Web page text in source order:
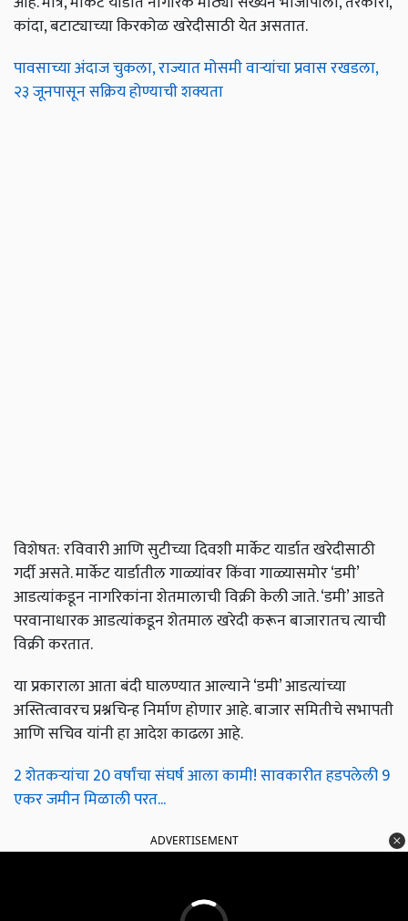
कांदा, बटाट्याच्या किरकोळ खरेदीसाठी येत असतात.
पावसाच्या अंदाज चुकला, राज्यात मोसमी वाऱ्यांचा प्रवास रखडला,
२३ जूनपासून सक्रिय होण्याची शक्यता
विशेषत: रविवारी आणि सुटीच्या दिवशी मार्केट यार्डात खरेदीसाठी
गर्दी असते. मार्केट यार्डातील गाळ्यांवर किंवा गाळ्यासमोर ‘डमी’
आडत्यांकडून नागरिकांना शेतमालाची विक्री केली जाते. ‘डमी’ आडते
परवानाधारक आडत्यांकडून शेतमाल खरेदी करून बाजारातच त्याची
विक्री करतात.
या प्रकाराला आता बंदी घालण्यात आल्याने ‘डमी’ आडत्यांच्या
अस्तित्वावरच प्रश्नचिन्ह निर्माण होणार आहे. बाजार समितीचे सभापती
आणि सचिव यांनी हा आदेश काढला आहे.
2 शेतकऱ्यांचा 20 वर्षांचा संघर्ष आला कामी! सावकारीत हडपलेली 9
एकर जमीन मिळाली परत...
ADVERTISEMENT